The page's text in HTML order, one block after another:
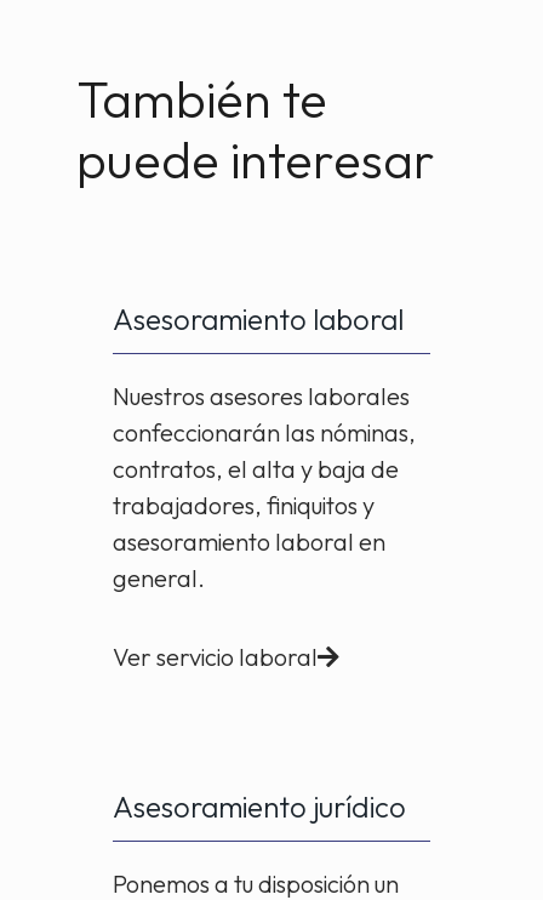
También te
puede interesar
Asesoramiento laboral
Nuestros asesores laborales
confeccionarán las nóminas,
contratos, el alta y baja de
trabajadores, finiquitos y
asesoramiento laboral en
general.
Ver servicio laboral
Asesoramiento jurídico
Ponemos a tu disposición un